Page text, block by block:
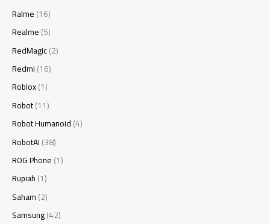
Ralme(16)
Realme(5)
RedMagic(2)
Redmi(16)
Roblox(1)
Robot(11)
Robot Humanoid(4)
RobotAI(38)
ROG Phone(1)
Rupiah(1)
Saham(2)
Samsung(42)